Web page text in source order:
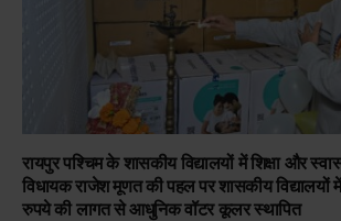
रायपुर पश्चिम के शासकीय विद्यालयों में शिक्षा और
विधायक राजेश मूणत की पहल पर शासकीय
रुपये की लागत से आधुनिक वॉटर कूलर स्थापित